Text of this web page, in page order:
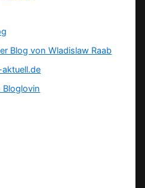
Blog von Wladislaw Raab